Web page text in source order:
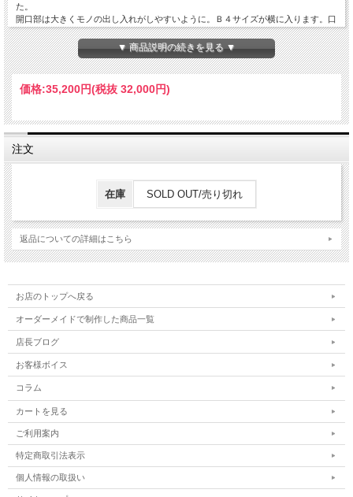
た。
開口部は大きくモノの出し入れがしやすいように。Ｂ４サイズが横に入ります。口
はマグネット付です。
内ポケットは両側に、大事なもの用のファスナー付と定期などを出し入れし易いフ
ァスナーなしとです。口革部分のファスナーもポケットになっていてたっぷり入る
仕様になっています。
▼ 商品説明の続きを見る ▼
価格:35,200円(税抜 32,000円)
注文
在庫 SOLD OUT/売り切れ
返品についての詳細はこちら
お店のトップへ戻る
オーダーメイドで制作した商品一覧
店長ブログ
お客様ボイス
コラム
カートを見る
ご利用案内
特定商取引法表示
個人情報の取扱い